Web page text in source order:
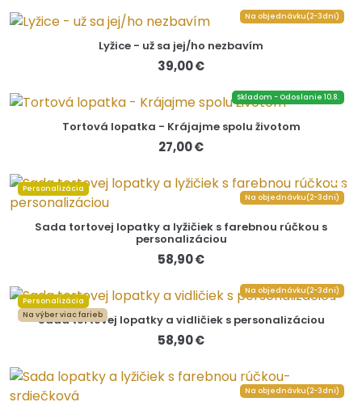
Na objednávku(2-3dni)
Lyžice - už sa jej/ho nezbavím
39,00 €
Skladom - Odoslanie 10.8.
Tortová lopatka - Krájajme spolu životom
27,00 €
Personalizácia
Na objednávku(2-3dni)
Sada tortovej lopatky a lyžičiek s farebnou rúčkou s
personalizáciou
58,90 €
Personalizácia
Na výber viac farieb
Na objednávku(2-3dni)
Sada tortovej lopatky a vidličiek s personalizáciou
58,90 €
Na objednávku(2-3dni)